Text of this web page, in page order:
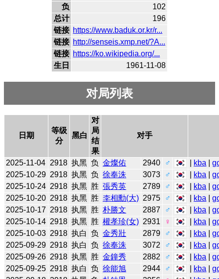
负
102
总计
196
链接 https://www.baduk.or.kr/r...
链接 http://senseis.xmp.net/?A...
链接 https://ko.wikipedia.org/...
生日
1961-11-08
对局列表
日期
等级
分
黑白
对
局
结
果
对手
2025-11-04 2918 执黑 负 金燦佑 2940 ♂ kba |
2025-10-29 2918 执黑 负 徐奉洙 3073 ♂ kba |
2025-10-24 2918 执黑 胜 張秀英 2789 ♂ kba |
2025-10-20 2918 执黑 胜 李相勳(大) 2975 ♂ kba |
2025-10-17 2918 执黑 胜 朴勝文 2887 ♂ kba |
2025-10-14 2918 执黑 胜 權孝珍(女) 2931 ♀ kba |
2025-10-03 2918 执白 负 金秀壯 2879 ♂ kba |
2025-09-29 2918 执白 负 徐奉洙 3072 ♂ kba |
2025-09-26 2918 执黑 胜 金鐘秀 2882 ♂ kba |
2025-09-25 2918 执白 负 徐能旭 2944 ♂ kba |